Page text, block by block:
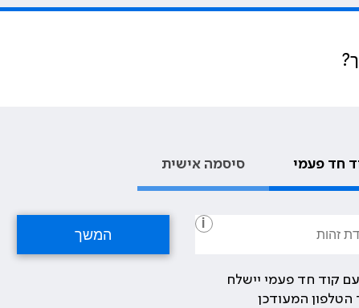
חד פעמי סיסמה אישית
i
עם קוד חד פעמי יישלח
הטלפון המעודכן